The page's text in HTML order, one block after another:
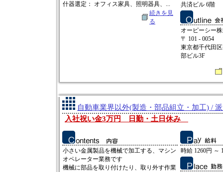
什器選定： オフィス家具、照明器具、...
続きを見
る
共済ビル 6階
オーピーシー
〒 101 - 0054
東京都千代田
部ビル3F
自動車業界以外(製造・部品組立・加工) /
入社祝い金3万円 日勤・土日休み
小さい金属製品を機械で加工する、マシン
オペレーター業務です
機械に部品を取り付けたり、取り外す作業
時給 1260円 ～